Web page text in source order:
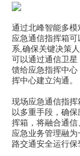
通过北峰智能多
应急通信指挥箱
系,确保关键决策
可以通过通信卫
馈给应急指挥中心
挥中心建立沟通。
现场应急通信指挥
以多重手段，确
挥箱，将融合通信
应急业务管理融
路交通安全运行保